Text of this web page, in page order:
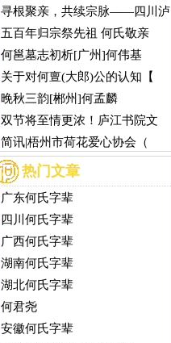
寻根聚亲，共续宗脉——四川泸
五百年归宗祭先祖 何氏敬亲
何邕墓志初析[广州]何伟基
关于对何亶(大郎)公的认知【
晚秋三韵[郴州]何孟麟
双节将至情更浓！庐江书院文
简讯|梧州市荷花爱心协会（
热门文章
广东何氏字辈
四川何氏字辈
广西何氏字辈
湖南何氏字辈
湖北何氏字辈
何君尧
安徽何氏字辈